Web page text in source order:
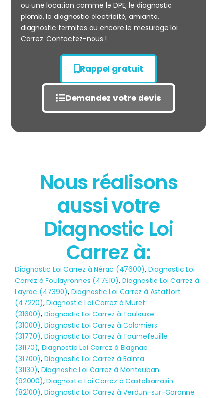
État des risques
POLLUTION
ou une location comme le DPE, le diagnostic
plomb, le diagnostic électricité, amiante,
diagnostic termites ou encore le mesurage loi
Carrez. Contactez-nous !
Rappel gratuit
Demandez votre devis
Nous réalisons
aussi votre
Diagnostic Loi
Carrez à:
Diagnostic Loi Carrez à Nérac (47600),Diagnostic Loi
Carrez à Foulayronnes (47510),Diagnostic Loi Carrez à
Layrac (47390),Diagnostic Loi Carrez à Astaffort
(47220),Diagnostic Loi Carrez à Muret
(31600),Diagnostic Loi Carrez à Toulouse
(31000),Diagnostic Loi Carrez à Colomiers
(31770),Diagnostic Loi Carrez à Tournefeuille
(31170),Diagnostic Loi Carrez à Blagnac
(31700),Diagnostic Loi Carrez à Balma
(31130),Diagnostic Loi Carrez à Montauban
(82000),Diagnostic Loi Carrez à Castelsarrasin
(82100),Diagnostic Loi Carrez à Verdun-sur-Garonne